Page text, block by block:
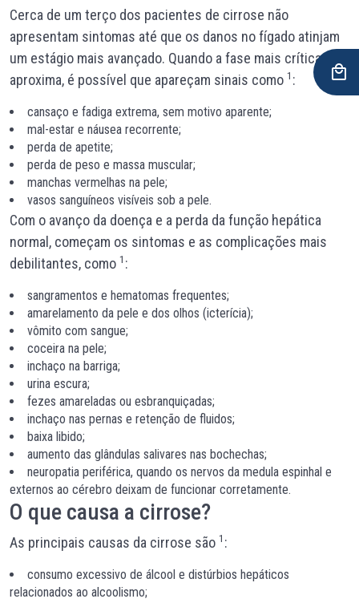
Cerca de um terço dos pacientes de cirrose não
apresentam sintomas até que os danos no fígado atinjam
um estágio mais avançado. Quando a fase mais crítica se
aproxima, é possível que apareçam sinais como 1 :
cansaço e fadiga extrema, sem motivo aparente;
mal-estar e náusea recorrente;
perda de apetite;
perda de peso e massa muscular;
manchas vermelhas na pele;
vasos sanguíneos visíveis sob a pele.
Com o avanço da doença e a perda da função hepática
normal, começam os sintomas e as complicações mais
debilitantes, como 1 :
sangramentos e hematomas frequentes;
amarelamento da pele e dos olhos (icterícia);
vômito com sangue;
coceira na pele;
inchaço na barriga;
urina escura;
fezes amareladas ou esbranquiçadas;
inchaço nas pernas e retenção de fluidos;
baixa libido;
aumento das glândulas salivares nas bochechas;
neuropatia periférica, quando os nervos da medula espinhal e
externos ao cérebro deixam de funcionar corretamente.
O que causa a cirrose?
As principais causas da cirrose são 1 :
consumo excessivo de álcool e distúrbios hepáticos
relacionados ao alcoolismo;